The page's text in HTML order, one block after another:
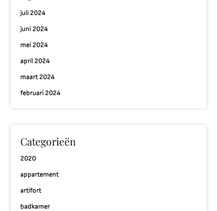
juli 2024
juni 2024
mei 2024
april 2024
maart 2024
februari 2024
Categorieën
2020
appartement
artifort
badkamer